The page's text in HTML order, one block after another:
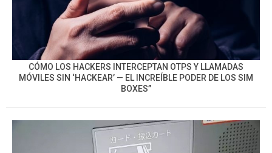
CÓMO LOS HACKERS INTERCEPTAN OTPS Y LLAMADAS
MÓVILES SIN ‘HACKEAR’ — EL INCREÍBLE PODER DE LOS SIM
BOXES”